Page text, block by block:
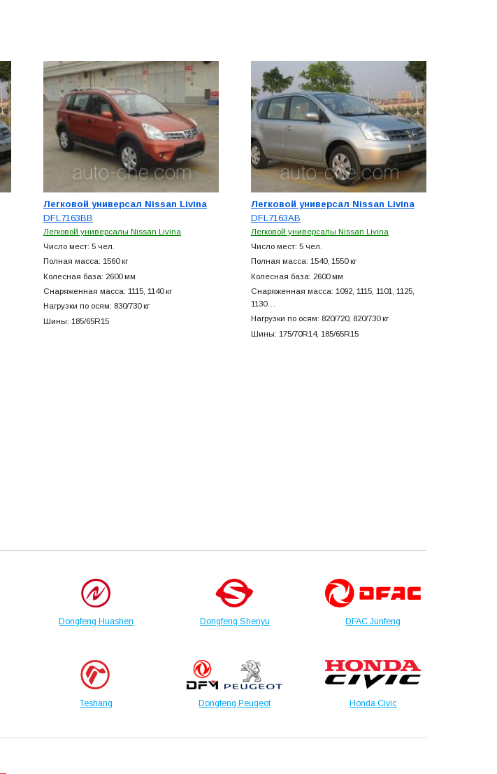
Легковой универсал Nissan Livina
DFL7163BB
Легковой универсалы Nissan Livina
Число мест: 5 чел.
Полная масса: 1560 кг
Колесная база: 2600 мм
Снаряженная масса: 1115, 1140 кг
Нагрузки по осям: 830/730 кг
Шины: 185/65R15
Легковой универсал Nissan Livina
DFL7163AB
Легковой универсалы Nissan Livina
Число мест: 5 чел.
Полная масса: 1540, 1550 кг
Колесная база: 2600 мм
Снаряженная масса: 1092, 1115, 1101, 1125,
1130…
Нагрузки по осям: 820/720, 820/730 кг
Шины: 175/70R14, 185/65R15
Dongfeng Huashen Dongfeng Shenyu DFAC Junfeng
Teshang Dongfeng Peugeot Honda Civic